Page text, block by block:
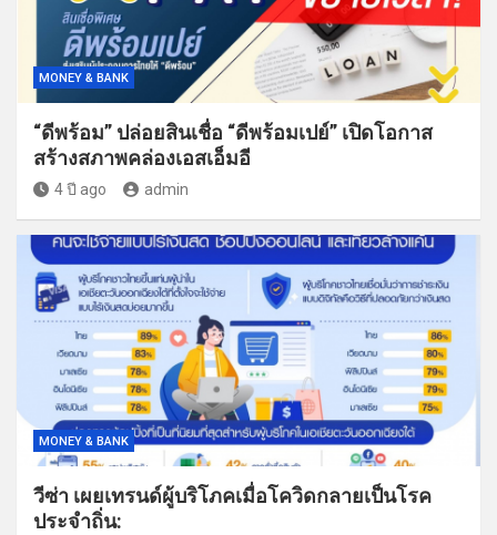
MONEY & BANK
“ดีพร้อม” ปล่อยสินเชื่อ “ดีพร้อมเปย์” เปิดโอกาส
สร้างสภาพคล่องเอสเอ็มอี
4 ปี ago admin
MONEY & BANK
วีซ่า เผยเทรนด์ผู้บริโภคเมื่อโควิดกลายเป็นโรค
ประจำถิ่น: